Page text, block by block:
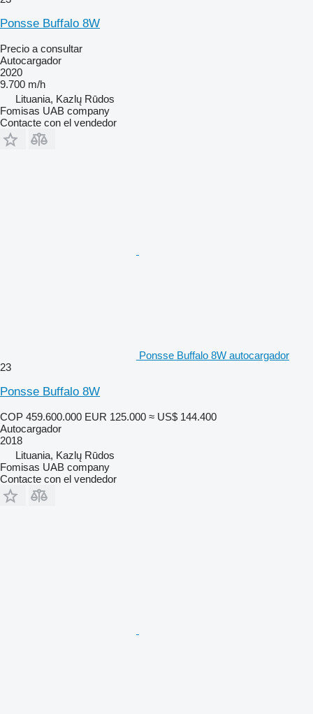
Ponsse Buffalo 8W
Precio a consultar
Autocargador
2020
9.700 m/h
Lituania, Kazlų Rūdos
Fomisas UAB company
Contacte con el vendedor
Ponsse Buffalo 8W autocargador
23
Ponsse Buffalo 8W
COP 459.600.000 EUR 125.000 ≈ US$ 144.400
Autocargador
2018
Lituania, Kazlų Rūdos
Fomisas UAB company
Contacte con el vendedor